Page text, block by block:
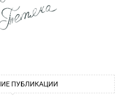
ПУБЛИКАЦИИ